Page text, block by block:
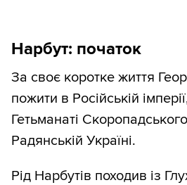
Нарбут: початок
За своє коротке життя
пожити в Російській
Гетьманаті
Радянській Україні.
Рід Нарбутів походив із